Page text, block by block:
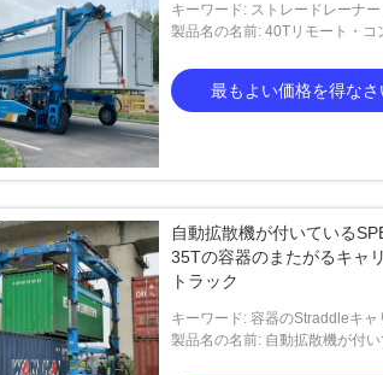
キーワード: ストレードレーナー
ードレーナー ストレードレーナ
トレードレーナー ストレードレ
ストレードレーナー ストレード
製品名の名前: 40Tリモート・コ
最もよい価格を得なさ
自動拡散機が付いている
35Tの容器のまたがるキャ
トラック
キーワード: 容器のStraddleキャ
製品名の名前: 自動拡散機が付